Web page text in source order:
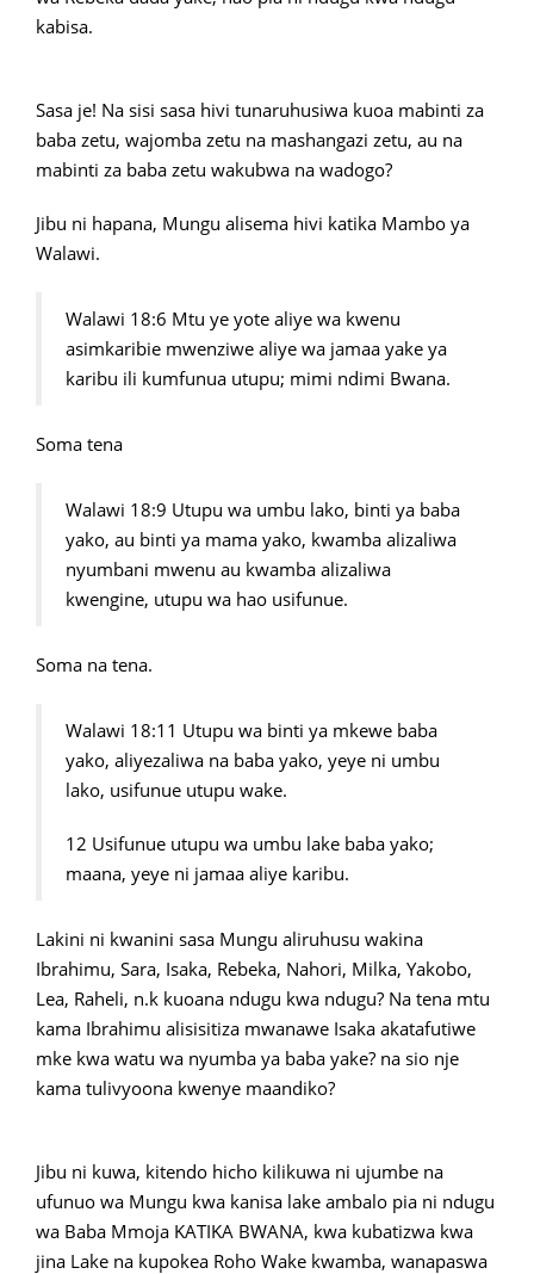
kabisa.
Sasa je! Na sisi sasa hivi tunaruhusiwa kuoa mabinti za
baba zetu, wajomba zetu na mashangazi zetu, au na
mabinti za baba zetu wakubwa na wadogo?
Jibu ni hapana, Mungu alisema hivi katika Mambo ya
Walawi.
Walawi 18:6 Mtu ye yote aliye wa kwenu
asimkaribie mwenziwe aliye wa jamaa yake ya
karibu ili kumfunua utupu; mimi ndimi Bwana.
Soma tena
Walawi 18:9 Utupu wa umbu lako, binti ya baba
yako, au binti ya mama yako, kwamba alizaliwa
nyumbani mwenu au kwamba alizaliwa
kwengine, utupu wa hao usifunue.
Soma na tena.
Walawi 18:11 Utupu wa binti ya mkewe baba
yako, aliyezaliwa na baba yako, yeye ni umbu
lako, usifunue utupu wake.
12 Usifunue utupu wa umbu lake baba yako;
maana, yeye ni jamaa aliye karibu.
Lakini ni kwanini sasa Mungu aliruhusu wakina
Ibrahimu, Sara, Isaka, Rebeka, Nahori, Milka, Yakobo,
Lea, Raheli, n.k kuoana ndugu kwa ndugu? Na tena mtu
kama Ibrahimu alisisitiza mwanawe Isaka akatafutiwe
mke kwa watu wa nyumba ya baba yake? na sio nje
kama tulivyoona kwenye maandiko?
Jibu ni kuwa, kitendo hicho kilikuwa ni ujumbe na
ufunuo wa Mungu kwa kanisa lake ambalo pia ni ndugu
wa Baba Mmoja KATIKA BWANA, kwa kubatizwa kwa
jina Lake na kupokea Roho Wake kwamba, wanapaswa